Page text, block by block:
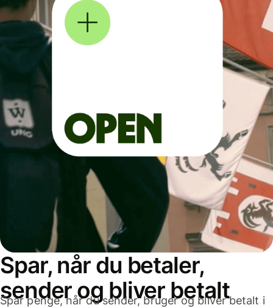
Spar, når du betaler,
sender og bliver betalt
Spar penge, når du sender, bruger og bliver betalt i